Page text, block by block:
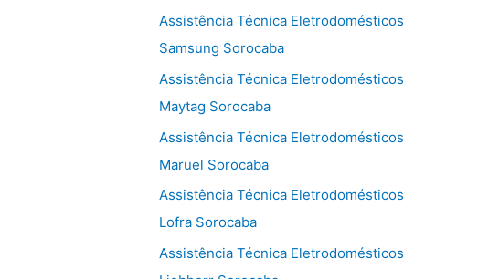
Assistência Técnica Eletrodomésticos
Samsung Sorocaba
Assistência Técnica Eletrodomésticos
Maytag Sorocaba
Assistência Técnica Eletrodomésticos
Maruel Sorocaba
Assistência Técnica Eletrodomésticos
Lofra Sorocaba
Assistência Técnica Eletrodomésticos